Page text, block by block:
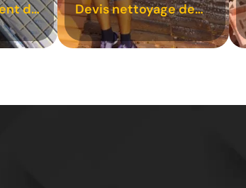
de
Devis nettoyage de
toiture 31